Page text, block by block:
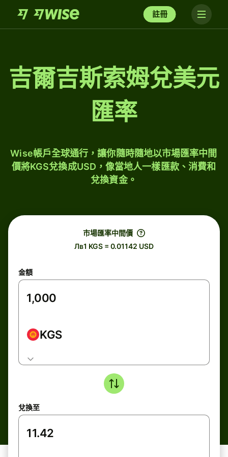
註冊
吉爾吉斯索姆兌美元
匯率
Wise帳戶全球通行，讓你隨時隨地以市場匯率中間
價將KGS兌換成USD，像當地人一樣匯款、消費和
兌換資金。
市場匯率中間價
Лв1 KGS = 0.01142 USD
金額
KGS
兌換至